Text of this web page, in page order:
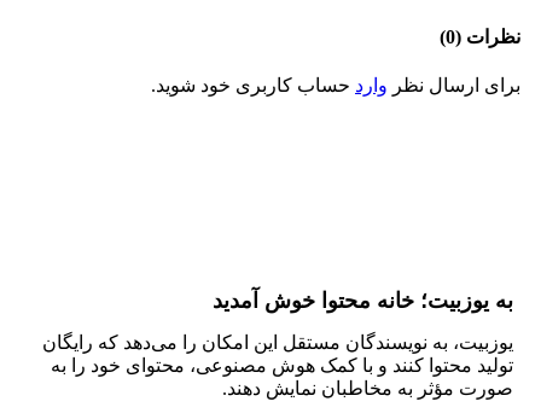
نظرات (0)
برای ارسال نظر وارد حساب کاربری خود شوید.
به یوزبیت؛ خانه محتوا خوش آمدید
یوزبیت، به نویسندگان مستقل این امکان را می‌دهد که رایگان
تولید محتوا کنند و با کمک هوش مصنوعی، محتوای خود را به
صورت مؤثر به مخاطبان نمایش دهند.